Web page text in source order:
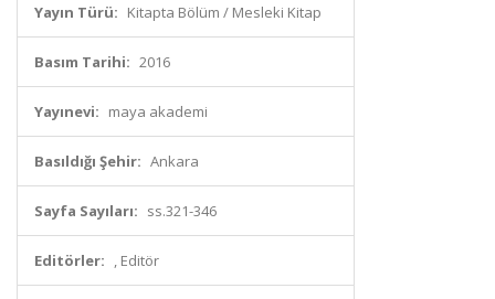
Yayın Türü: Kitapta Bölüm / Mesleki Kitap
Basım Tarihi: 2016
Yayınevi: maya akademi
Basıldığı Şehir: Ankara
Sayfa Sayıları: ss.321-346
Editörler: , Editör